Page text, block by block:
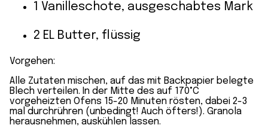
1 Vanilleschote, ausgeschabtes Mark
2 EL Butter, flüssig
Vorgehen:
Alle Zutaten mischen, auf das mit Backpapier belegte
Blech verteilen. In der Mitte des auf 170°C
vorgeheizten Ofens 15-20 Minuten rösten, dabei 2-3
mal durchrühren (unbedingt! Auch öfters!). Granola
herausnehmen, auskühlen lassen.